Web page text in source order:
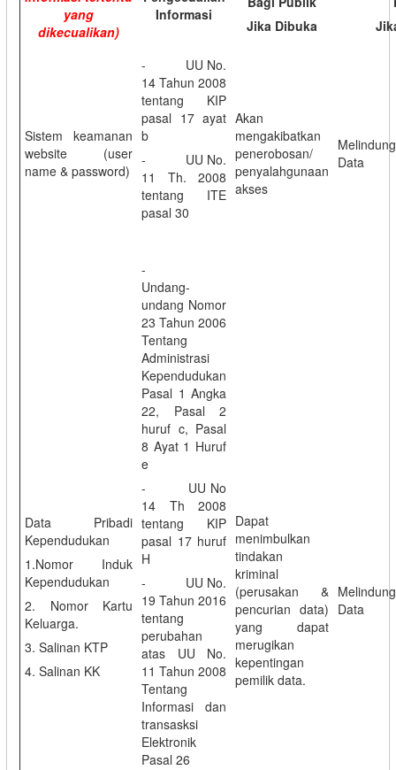
yang
dikecualikan)
Informasi
Jika Dibuka
Sistem keamanan
website (user
name & password)
- UU No.
14 Tahun 2008
tentang KIP
pasal 17 ayat
b
- UU No.
11 Th. 2008
tentang ITE
pasal 30
Akan
mengakibatkan
penerobosan/
penyalahgunaan
akses
Data
Data Pribadi
Kependudukan
1.Nomor Induk
Kependudukan
2. Nomor Kartu
Keluarga.
3. Salinan KTP
4. Salinan KK
-
Undang-
undang Nomor
23 Tahun 2006
Tentang
Administrasi
Kependudukan
Pasal 1 Angka
22, Pasal 2
huruf c, Pasal
8 Ayat 1 Huruf
e
- UU No
14 Th 2008
tentang KIP
pasal 17 huruf
H
- UU No.
19 Tahun 2016
tentang
perubahan
atas UU No.
11 Tahun 2008
Tentang
Informasi dan
transasksi
Elektronik
Pasal 26
Dapat
menimbulkan
tindakan
kriminal
(perusakan &
pencurian data)
yang dapat
merugikan
kepentingan
pemilik data.
Data